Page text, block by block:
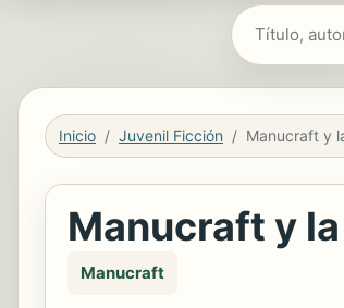
Buscar libros
Inicio Juvenil Ficción
Manucraft y
Manucraft